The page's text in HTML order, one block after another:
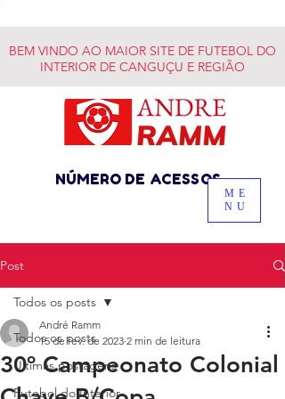
BEM VINDO AO MAIOR SITE DE FUTEBOL DO
INTERIOR DE CANGUÇU E REGIÃO
NÚMERO DE ACESSOS
ME
NU
Post
Todos os posts
Últimas postagens
Futebol do Interior
Todos os posts
30º Campeonato Colonial
André Ramm
15 de fev. de 2023 2 min de leitura